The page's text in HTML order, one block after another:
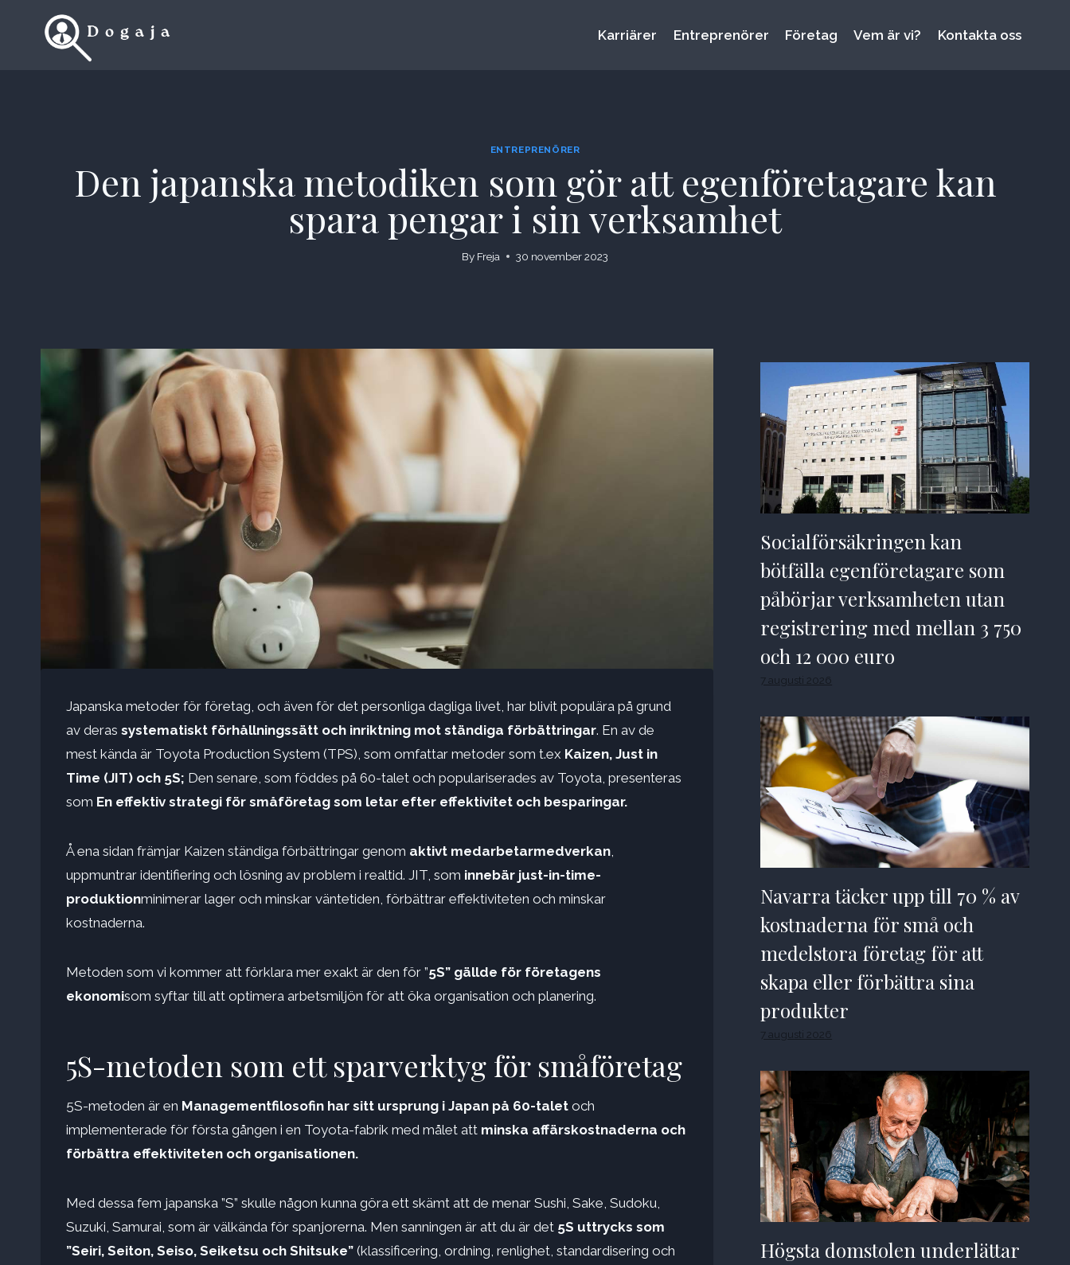
Karriärer Entreprenörer Företag Vem är vi? Kontakta oss
ENTREPRENÖRER
Den japanska metodiken som gör att egenföretagare kan
spara pengar i sin verksamhet
By Freja 30 november 2023
Japanska metoder för företag, och även för det personliga dagliga livet, har blivit populära på grund
av deras systematiskt förhållningssätt och inriktning mot ständiga förbättringar. En av de
mest kända är Toyota Production System (TPS), som omfattar metoder som t.ex Kaizen, Just in
Time (JIT) och 5S; Den senare, som föddes på 60-talet och populariserades av Toyota, presenteras
som En effektiv strategi för småföretag som letar efter effektivitet och besparingar.
Å ena sidan främjar Kaizen ständiga förbättringar genom aktivt medarbetarmedverkan,
uppmuntrar identifiering och lösning av problem i realtid. JIT, som innebär just-in-time-
produktionminimerar lager och minskar väntetiden, förbättrar effektiviteten och minskar
kostnaderna.
Metoden som vi kommer att förklara mer exakt är den för ”5S” gällde för företagens
ekonomisom syftar till att optimera arbetsmiljön för att öka organisation och planering.
5S-metoden som ett sparverktyg för småföretag
5S-metoden är en Managementfilosofin har sitt ursprung i Japan på 60-talet och
implementerade för första gången i en Toyota-fabrik med målet att minska affärskostnaderna och
förbättra effektiviteten och organisationen.
Med dessa fem japanska ”S” skulle någon kunna göra ett skämt att de menar Sushi, Sake, Sudoku,
Suzuki, Samurai, som är välkända för spanjorerna. Men sanningen är att du är det 5S uttrycks som
”Seiri, Seiton, Seiso, Seiketsu och Shitsuke” (klassificering, ordning, renlighet, standardisering och
Socialförsäkringen kan
bötfälla egenföretagare som
påbörjar verksamheten utan
registrering med mellan 3 750
och 12 000 euro
7 augusti 2026
Navarra täcker upp till 70 % av
kostnaderna för små och
medelstora företag för att
skapa eller förbättra sina
produkter
7 augusti 2026
Högsta domstolen underlättar